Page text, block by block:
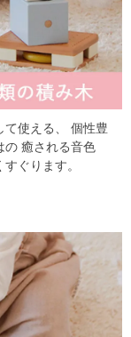
使える、
個性豊
の 癒される音色
ぐります。